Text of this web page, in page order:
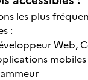
les plus
:
Web,
mobiles